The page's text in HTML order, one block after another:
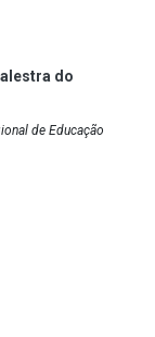
do
de Educação